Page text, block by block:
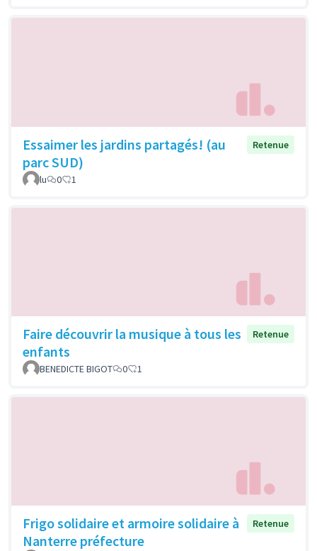
Essaimer les jardins partagés! (au
parc SUD)
Retenue
lu 0 1
Faire découvrir la musique à tous les
enfants
Retenue
BENEDICTE BIGOT 0 1
Frigo solidaire et armoire solidaire à
Nanterre préfecture
Retenue